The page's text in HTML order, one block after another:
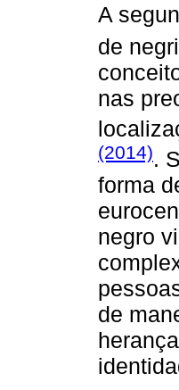
A
de
nas
(2014).
forma
negro
de